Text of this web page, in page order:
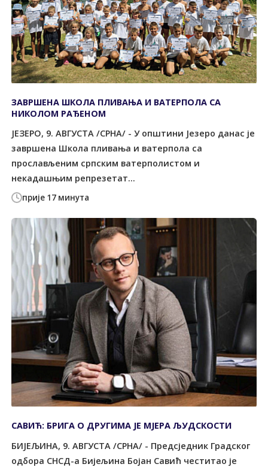
прије 17 минута
ЗАВРШЕНА ШКОЛА ПЛИВАЊА И ВАТЕРПОЛА СА
НИКОЛОМ РАЂЕНОМ
ЈЕЗЕРО, 9. АВГУСТА /СРНА/ - У општини Језеро данас је
завршена Школа пливања и ватерпола са
прослављеним српским ватерполистом и
некадашњим репрезетат...
САВИЋ: БРИГА О ДРУГИМА ЈЕ МЈЕРА ЉУДСКОСТИ
БИЈЕЉИНА, 9. АВГУСТА /СРНА/ - Предсједник Градског
одбора СНСД-а Бијељина Бојан Савић честитао је